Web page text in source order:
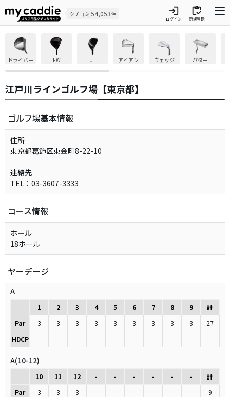
クチコミ 54,053件 login
ログイン
inventory
新規登録
ドライバー FW UT アイアン ウェッジ パター
江戸川ラインゴルフ場【東京都】
ゴルフ場基本情報
住所
東京都葛飾区東金町8-22-10
連絡先
TEL：03-3607-3333
コース情報
ホール
18ホール
ヤーデージ
A
1 2 3 4 5 6 7 8 9
計
Par
3 3 3 3 3 3 3 3 3
27
HDCP
- - - - - - - - -
A(10-12)
10 11 12 - - - - - -
計
Par
3 3 3 - - - - - -
9